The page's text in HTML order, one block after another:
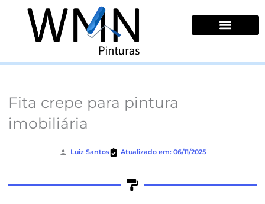
conteúdo
Fita crepe para pintura
imobiliária
Luiz Santos Atualizado em: 06/11/2025